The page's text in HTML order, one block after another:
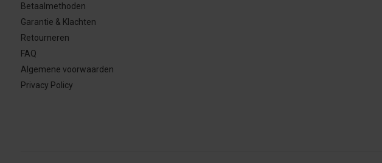
Betaalmethoden
Garantie & Klachten
Retourneren
FAQ
Algemene voorwaarden
Privacy Policy